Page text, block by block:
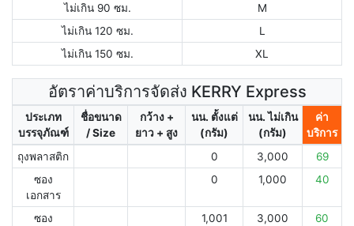
ไม่เกิน 90 ซม.
M
ไม่เกิน 120 ซม.
L
ไม่เกิน 150 ซม.
XL
อัตราค่าบริการจัดส่ง KERRY Express
ประเภท
บรรจุภัณฑ์
ชื่อขนาด
/ Size
กว้าง +
ยาว + สูง
นน. ตั้งแต่
(กรัม)
นน. ไม่เกิน
(กรัม)
ค่า
บริการ
ถุงพลาสติก
0 3,000
69
ซอง
เอกสาร
0 1,000 40
ซอง
1,001 3,000 60